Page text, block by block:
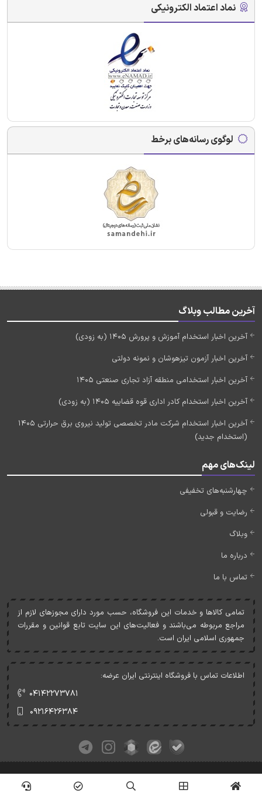
نماد اعتماد الکترونیکی
لوگوی رسانه‌های برخط
آخرین مطالب وبلاگ
آخرین اخبار استخدام آموزش و پرورش 1405 (به زودی)
آخرین اخبار آزمون تیزهوشان و نمونه دولتی
آخرین اخبار استخدامی منطقه آزاد تجاری صنعتی 1405
آخرین اخبار استخدام کادر اداری قوه قضاییه 1405 (به زودی)
آخرین اخبار استخدام شرکت مادر تخصصی تولید نیروی برق حرارتی 1405
(استخدام جدید)
لینک‌های مهم
چهارشنبه‌های تخفیفی
رضایت و قبولی
وبلاگ
درباره ما
تماس با ما
تمامی کالاها و خدمات اين فروشگاه، حسب مورد دارای مجوزهای لازم از
مراجع مربوطه می‌باشند و فعاليت‌های اين سايت تابع قوانين و مقررات
جمهوری اسلامی ايران است.
اطلاعات تماس با فروشگاه اینترنتی ایران عرضه:
۰۴۱۴۲۲۷۳۷۸۱
۰۹۲۱۶۴۲۶۳۸۴